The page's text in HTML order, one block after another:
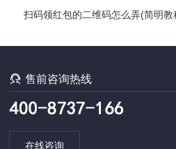
立你的传奇故事)
扫码领红包的二维码怎么弄(简明
售前咨询热线
在线咨询